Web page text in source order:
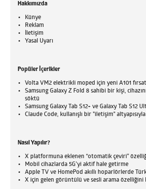
Hakkımızda
Künye
Reklam
İletişim
Yasal Uyarı
Popüler İçerikler
Volta VM2 elektrikli moped için yeni A101
Samsung Galaxy Z Fold 8 sahibi bir kişi,
söktü
Samsung Galaxy Tab S12+ ve Galaxy Tab S12
Claude Code, kullanışlı bir "iletişim"
Nasıl Yapılır?
X platformuna eklenen “otomatik çeviri” özelliği
Mobil cihazlarda 5G’yi aktif hale getirme
Apple TV ve HomePod akıllı hoparlörlerde
X için gelen görüntülü ve sesli arama özelliğini